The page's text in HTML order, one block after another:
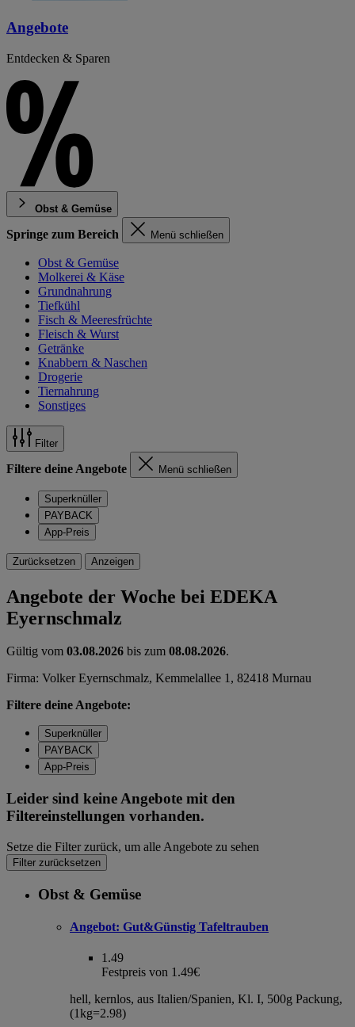
Angebote
Entdecken & Sparen
Obst & Gemüse
Springe zum Bereich Menü schließen
Obst & Gemüse
Molkerei & Käse
Grundnahrung
Tiefkühl
Fisch & Meeresfrüchte
Fleisch & Wurst
Getränke
Knabbern & Naschen
Drogerie
Tiernahrung
Sonstiges
Filter
Filtere deine Angebote Menü schließen
Superknüller
PAYBACK
App-Preis
Zurücksetzen Anzeigen
Angebote der Woche bei EDEKA
Eyernschmalz
Gültig vom 03.08.2026 bis zum 08.08.2026.
Firma: Volker Eyernschmalz, Kemmelallee 1, 82418 Murnau
Filtere deine Angebote:
Superknüller
PAYBACK
App-Preis
Leider sind keine Angebote mit den
Filtereinstellungen vorhanden.
Setze die Filter zurück, um alle Angebote zu sehen
Filter zurücksetzen
Obst & Gemüse
Angebot: Gut&Günstig Tafeltrauben
1.49
Festpreis von 1.49€
hell, kernlos, aus Italien/Spanien, Kl. I, 500g Packung,
(1kg=2.98)